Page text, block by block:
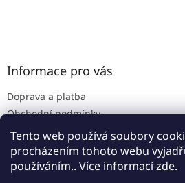
Tento web používá soubory
procházením tohoto webu
používáním.. Více informacízde.
Informace pro vás
Doprava a platba
Obchodní podmínky
Podmínky ochrany osobních údajů